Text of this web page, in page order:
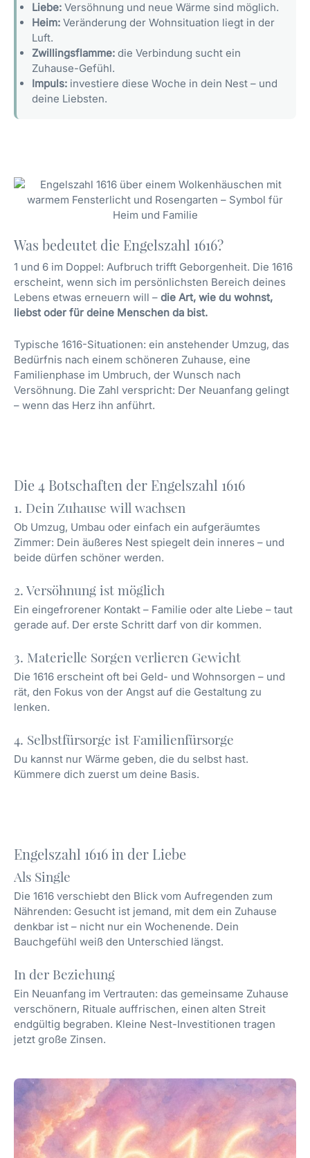
Liebe: Versöhnung und neue Wärme sind möglich.
Heim: Veränderung der Wohnsituation liegt in der
Luft.
Zwillingsflamme: die Verbindung sucht ein
Zuhause-Gefühl.
Impuls: investiere diese Woche in dein Nest – und
deine Liebsten.
Was bedeutet die Engelszahl 1616?
1 und 6 im Doppel: Aufbruch trifft Geborgenheit. Die 1616
erscheint, wenn sich im persönlichsten Bereich deines
Lebens etwas erneuern will – die Art, wie du wohnst,
liebst oder für deine Menschen da bist.
Typische 1616-Situationen: ein anstehender Umzug, das
Bedürfnis nach einem schöneren Zuhause, eine
Familienphase im Umbruch, der Wunsch nach
Versöhnung. Die Zahl verspricht: Der Neuanfang gelingt
– wenn das Herz ihn anführt.
Die 4 Botschaften der Engelszahl 1616
1. Dein Zuhause will wachsen
Ob Umzug, Umbau oder einfach ein aufgeräumtes
Zimmer: Dein äußeres Nest spiegelt dein inneres – und
beide dürfen schöner werden.
2. Versöhnung ist möglich
Ein eingefrorener Kontakt – Familie oder alte Liebe – taut
gerade auf. Der erste Schritt darf von dir kommen.
3. Materielle Sorgen verlieren Gewicht
Die 1616 erscheint oft bei Geld- und Wohnsorgen – und
rät, den Fokus von der Angst auf die Gestaltung zu
lenken.
4. Selbstfürsorge ist Familienfürsorge
Du kannst nur Wärme geben, die du selbst hast.
Kümmere dich zuerst um deine Basis.
Engelszahl 1616 in der Liebe
Als Single
Die 1616 verschiebt den Blick vom Aufregenden zum
Nährenden: Gesucht ist jemand, mit dem ein Zuhause
denkbar ist – nicht nur ein Wochenende. Dein
Bauchgefühl weiß den Unterschied längst.
In der Beziehung
Ein Neuanfang im Vertrauten: das gemeinsame Zuhause
verschönern, Rituale auffrischen, einen alten Streit
endgültig begraben. Kleine Nest-Investitionen tragen
jetzt große Zinsen.